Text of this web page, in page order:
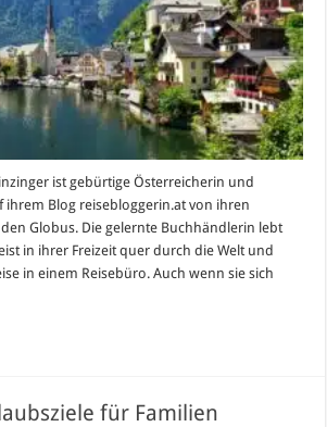
ist gebürtige Österreicherin und
ihrem Blog reisebloggerin.at von ihren
Globus. Die gelernte Buchhändlerin lebt
in ihrer Freizeit quer durch die Welt und
in einem Reisebüro. Auch wenn sie sich
für Familien